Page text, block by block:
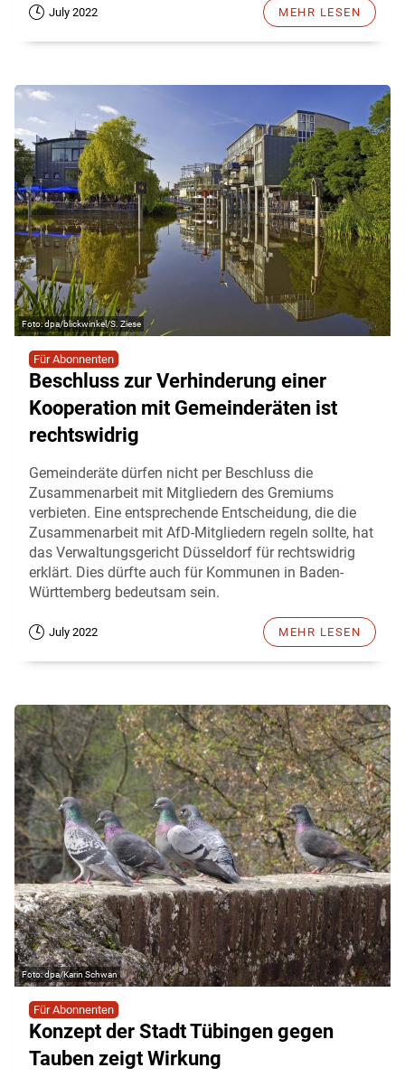
July 2022 MEHR LESEN
dpa/blickwinkel/S. Ziese
Für Abonnenten
Beschluss zur Verhinderung einer
Kooperation mit Gemeinderäten ist
rechtswidrig
Gemeinderäte dürfen nicht per Beschluss die
Zusammenarbeit mit Mitgliedern des Gremiums
verbieten. Eine entsprechende Entscheidung, die die
Zusammenarbeit mit AfD-Mitgliedern regeln sollte, hat
das Verwaltungsgericht Düsseldorf für rechtswidrig
erklärt. Dies dürfte auch für Kommunen in Baden-
Württemberg bedeutsam sein.
July 2022 MEHR LESEN
dpa/Karin Schwan
Für Abonnenten
Konzept der Stadt Tübingen gegen
Tauben zeigt Wirkung